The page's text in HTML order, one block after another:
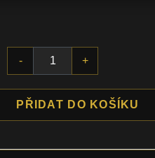
- +
PŘIDAT DO KOŠÍKU